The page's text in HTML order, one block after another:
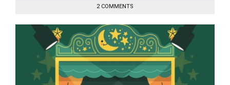
2 COMMENTS